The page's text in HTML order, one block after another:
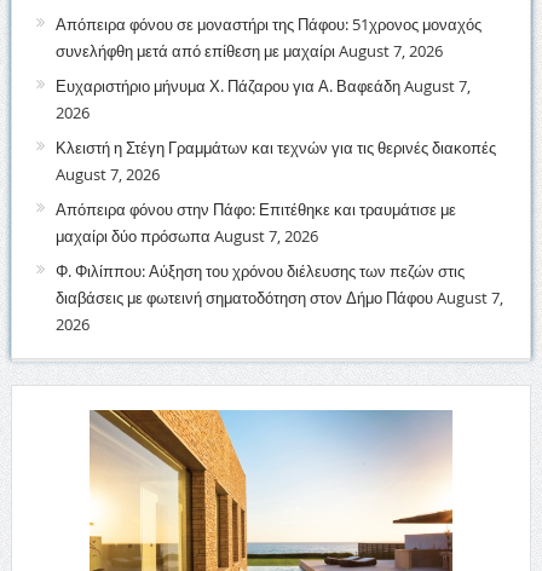
Απόπειρα φόνου σε μοναστήρι της Πάφου: 51χρονος μοναχός
συνελήφθη μετά από επίθεση με μαχαίριAugust 7, 2026
Ευχαριστήριο μήνυμα Χ. Πάζαρου για Α. ΒαφεάδηAugust 7,
2026
Κλειστή η Στέγη Γραμμάτων και τεχνών για τις θερινές διακοπές
August 7, 2026
Απόπειρα φόνου στην Πάφο: Επιτέθηκε και τραυμάτισε με
μαχαίρι δύο πρόσωπα August 7, 2026
Φ. Φιλίππου: Αύξηση του χρόνου διέλευσης των πεζών στις
διαβάσεις με φωτεινή σηματοδότηση στον Δήμο ΠάφουAugust 7,
2026